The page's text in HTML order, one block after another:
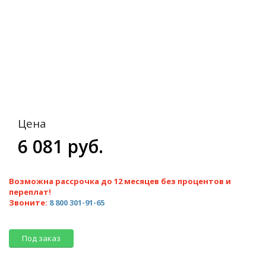
Цена
6 081 руб.
Возможна рассрочка до 12 месяцев без процентов и
переплат!
Звоните: 8 800 301-91-65
Под заказ